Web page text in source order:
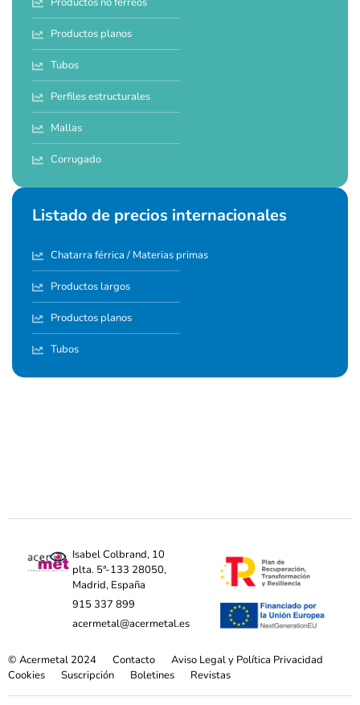
Productos planos
Tubos
Perfiles estructurales
Mallas
Corrugado
Listado de precios internacionales
Chatarra férrica / Materias primas
Productos largos
Productos planos
Tubos
Isabel Colbrand, 10
plta. 5ª-133 28050,
Madrid, España
915 337 899
acermetal@acermetal.es
© Acermetal 2024 Contacto
Aviso Legal y Política Privacidad
Cookies
Suscripción Boletines Revistas